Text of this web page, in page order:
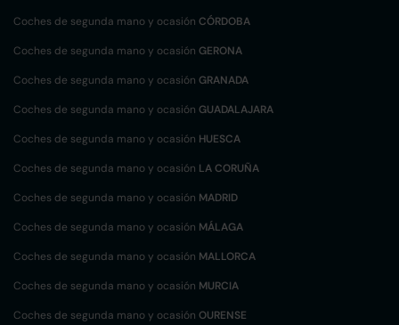
Coches de segunda mano y ocasión CÓRDOBA
Coches de segunda mano y ocasión GERONA
Coches de segunda mano y ocasión GRANADA
Coches de segunda mano y ocasión GUADALAJARA
Coches de segunda mano y ocasión HUESCA
Coches de segunda mano y ocasión LA CORUÑA
Coches de segunda mano y ocasión MADRID
Coches de segunda mano y ocasión MÁLAGA
Coches de segunda mano y ocasión MALLORCA
Coches de segunda mano y ocasión MURCIA
Coches de segunda mano y ocasión OURENSE